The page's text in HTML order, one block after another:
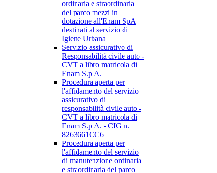
ordinaria e straordinaria
del parco mezzi in
dotazione all'Enam SpA
destinati al servizio di
Igiene Urbana
Servizio assicurativo di
Responsabilità civile auto -
CVT a libro matricola di
Enam S.p.A.
Procedura aperta per
l'affidamento del servizio
assicurativo di
responsabilità civile auto -
CVT a libro matricola di
Enam S.p.A. - CIG n.
8263661CC6
Procedura aperta per
l'affidamento del servizio
di manutenzione ordinaria
e straordinaria del parco